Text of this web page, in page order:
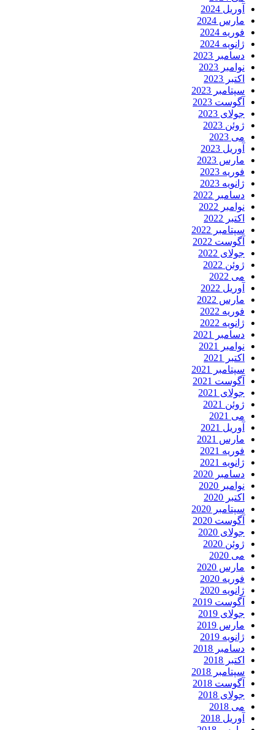
آوریل 2024
مارس 2024
فوریه 2024
ژانویه 2024
دسامبر 2023
نوامبر 2023
اکتبر 2023
سپتامبر 2023
آگوست 2023
جولای 2023
ژوئن 2023
می 2023
آوریل 2023
مارس 2023
فوریه 2023
ژانویه 2023
دسامبر 2022
نوامبر 2022
اکتبر 2022
سپتامبر 2022
آگوست 2022
جولای 2022
ژوئن 2022
می 2022
آوریل 2022
مارس 2022
فوریه 2022
ژانویه 2022
دسامبر 2021
نوامبر 2021
اکتبر 2021
سپتامبر 2021
آگوست 2021
جولای 2021
ژوئن 2021
می 2021
آوریل 2021
مارس 2021
فوریه 2021
ژانویه 2021
دسامبر 2020
نوامبر 2020
اکتبر 2020
سپتامبر 2020
آگوست 2020
جولای 2020
ژوئن 2020
می 2020
مارس 2020
فوریه 2020
ژانویه 2020
آگوست 2019
جولای 2019
مارس 2019
ژانویه 2019
دسامبر 2018
اکتبر 2018
سپتامبر 2018
آگوست 2018
جولای 2018
می 2018
آوریل 2018